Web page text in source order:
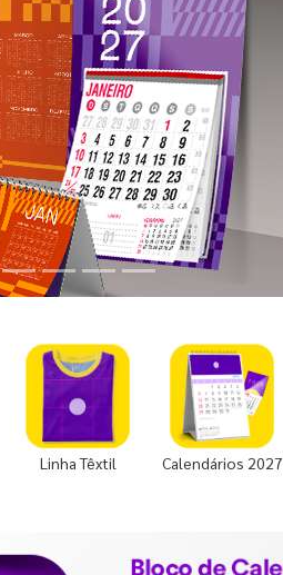
Linha Têxtil Calendários 2027